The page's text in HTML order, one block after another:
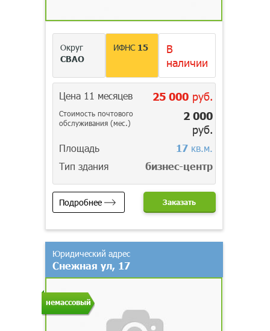
Округ
СВАО
ИФНС 15
В
наличии
Цена 11 месяцев 25 000руб.
Стоимость почтового
обслуживания (мес.)
2 000
руб.
Площадь 17кв.м.
Тип здания
бизнес-центр
Подробнее Заказать
немассовый
Юридический адрес
Снежная ул, 17